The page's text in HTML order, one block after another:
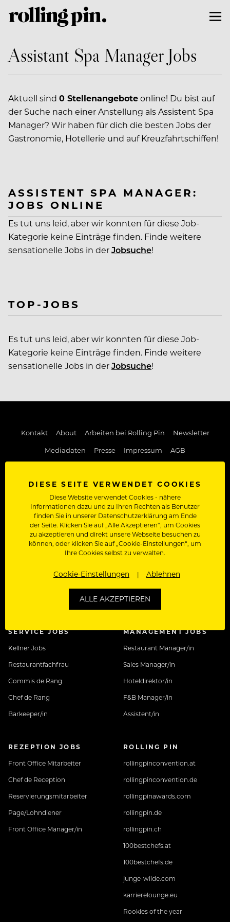
Assistant Spa Manager Jobs
Aktuell sind 0 Stellenangeboteonline! Du bist auf
der Suche nach einer Anstellung als Assistent Spa
Manager? Wir haben für dich die besten Jobs der
Gastronomie, Hotellerie und auf Kreuzfahrtschiffen!
ASSISTENT SPA MANAGER:
JOBS ONLINE
Es tut uns leid, aber wir konnten für diese Job-
Kategorie keine Einträge finden. Finde weitere
sensationelle Jobs in derJobsuche!
TOP-JOBS
Es tut uns leid, aber wir konnten für diese Job-
Kategorie keine Einträge finden. Finde weitere
sensationelle Jobs in derJobsuche!
Kontakt About Arbeiten bei Rolling Pin
Newsletter
Mediadaten
Presse Impressum
AGB
BELIEBT
International
Kreuzfahrtjobs
KÜCHEN JOBS
Koch Jobs
Chef de Cuisine
Jungkoch
SERVICE JOBS
Kellner Jobs
Restaurantfachfrau
Commis de Rang
Chef de Rang
Barkeeper/in
MANAGEMENT JOBS
Restaurant Manager/in
Sales Manager/in
Hoteldirektor/in
F&B Manager/in
Assistent/in
REZEPTION JOBS
Front Office Mitarbeiter
Chef de Reception
Reservierungsmitarbeiter
Page/Lohndiener
Front Office Manager/in
ROLLING PIN
rollingpinconvention.at
rollingpinconvention.de
rollingpinawards.com
rollingpin.de
rollingpin.ch
100bestchefs.at
100bestchefs.de
junge-wilde.com
karrierelounge.eu
Rookies of the year
DIESE SEITE VERWENDET COOKIES
Diese Website verwendet Cookies - nähere
Informationen dazu und zu Ihren Rechten als Benutzer
finden Sie in unserer Datenschutzerklärung am Ende
der Seite. Klicken Sie auf „Alle Akzeptieren“, um Cookies
zu akzeptieren und direkt unsere Webseite besuchen zu
können, oder klicken Sie auf „Cookie-Einstellungen“, um
Ihre Cookies selbst zu verwalten.
Cookie-Einstellungen Ablehnen
ALLE AKZEPTIEREN